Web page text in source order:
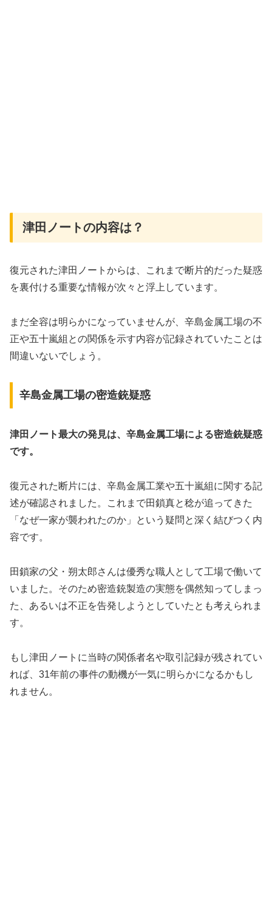
津田ノートの内容は？
復元された津田ノートからは、これまで断片的だった疑惑
を裏付ける重要な情報が次々と浮上しています。
まだ全容は明らかになっていませんが、辛島金属工場の不
正や五十嵐組との関係を示す内容が記録されていたことは
間違いないでしょう。
辛島金属工場の密造銃疑惑
津田ノート最大の発見は、辛島金属工場による密造銃疑惑
です。
復元された断片には、辛島金属工業や五十嵐組に関する記
述が確認されました。これまで田鎖真と稔が追ってきた
「なぜ一家が襲われたのか」という疑問と深く結びつく内
容です。
田鎖家の父・朔太郎さんは優秀な職人として工場で働いて
いました。そのため密造銃製造の実態を偶然知ってしまっ
た、あるいは不正を告発しようとしていたとも考えられま
す。
もし津田ノートに当時の関係者名や取引記録が残されてい
れば、31年前の事件の動機が一気に明らかになるかもし
れません。